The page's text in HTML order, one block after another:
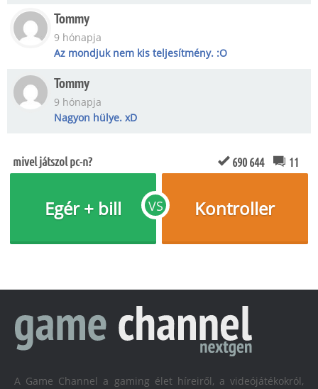
Tommy
9 hónapja
Az mondjuk nem kis teljesítmény. :O
Tommy
9 hónapja
Nagyon hülye. xD
mivel játszol pc-n? 690 644 11
VS
Egér + bill Kontroller
A Game Channel a gaming élet híreiről, a videójátékokról,